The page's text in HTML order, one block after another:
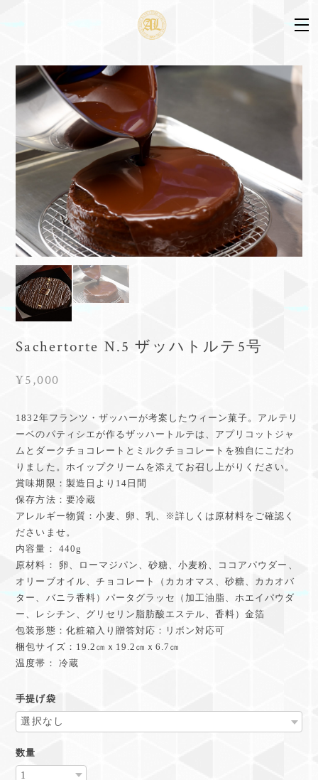
Sachertorte N.5 ザッハトルテ5号
¥5,000
1832年フランツ・ザッハーが考案したウィーン菓子。アルテリ
ーベのパティシエが作るザッハートルテは、アプリコットジャ
ムとダークチョコレートとミルクチョコレートを独自にこだわ
りました。ホイップクリームを添えてお召し上がりください。
賞味期限：製造日より14日間
保存方法：要冷蔵
アレルギー物質：小麦、卵、乳、※詳しくは原材料をご確認く
ださいませ。
内容量： 440g
原材料： 卵、ローマジパン、砂糖、小麦粉、ココアパウダー、
オリーブオイル、チョコレート（カカオマス、砂糖、カカオバ
ター、バニラ香料）パータグラッセ（加工油脂、ホエイパウダ
ー、レシチン、グリセリン脂肪酸エステル、香料）金箔
包装形態：化粧箱入り贈答対応：リボン対応可
梱包サイズ：19.2㎝ｘ19.2㎝ｘ6.7㎝
温度帯： 冷蔵
手提げ袋
数量